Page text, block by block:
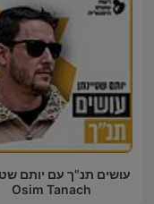
עושים תנ"ך עם יותם
Osim Tanach